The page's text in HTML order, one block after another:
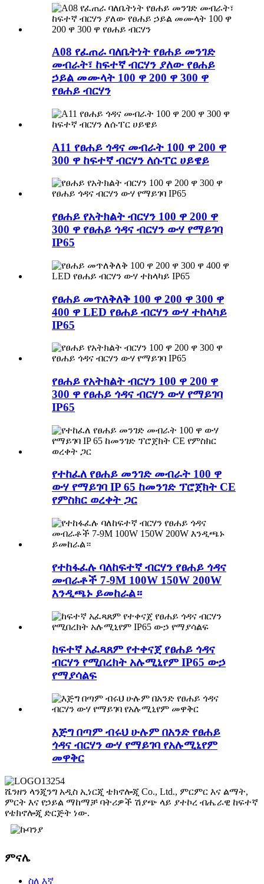
A08 የፈጠራ ባለቤትነት የፀሐይ መንገድ
መብራት፣ ከፍተኛ ብርሃን ያለው የፀሐይ
ኃይል መሙላት 100 ዋ 200 ዋ 300 ዋ
የፀሐይ ብርሃን
A11 የፀሐይ ጎዳና መብራት 100 ዋ 200 ዋ
300 ዋ ከፍተኛ ብርሃን ለሱፐር ሀይዌይ
የፀሐይ የአትክልት ብርሃን 100 ዋ 200 ዋ
300 ዋ የፀሐይ ጎዳና ብርሃን ውሃ የማይገባ
IP65
የፀሐይ መጥለቅለቅ 100 ዋ 200 ዋ 300 ዋ
400 ዋ LED የፀሐይ ብርሃን ውሃ ተከላካይ
IP65
የፀሐይ የአትክልት ብርሃን 100 ዋ 200 ዋ
300 ዋ የፀሐይ ጎዳና ብርሃን ውሃ የማይገባ
IP65
የተከፈለ የፀሐይ መንገድ መብራት 100 ዋ
ውሃ የማይገባ IP 65 ከመንገድ ፕሮጀክት CE
የምስክር ወረቀት ጋር
የተከፋፈሉ ባለከፍተኛ ብርሃን የፀሐይ ጎዳና
መብራቶች 7-9M 100W 150W 200W
እንዲጫኑ ይመከራል።
ከፍተኛ አፈጻጸም የተቀናጀ የፀሐይ ጎዳና
ብርሃን የሚበረክት አሉሚኒየም IP65 ውኃ
የማያሳልፍ
እጅግ በጣም ብሩህ ሁሉም በአንድ የፀሐይ
ጎዳና ብርሃን ውሃ የማይገባ የአሉሚኒየም
መዋቅር
ሼንዘን ላንጂንግ አዲስ ኢነርጂ ቴክኖሎጂ Co., Ltd., ምርምር እና ልማት,
ምርት እና የኃይል ማከማቻ ባትሪዎች ሽያጭ ላይ ያተኮረ ብሔራዊ ከፍተኛ
የቴክኖሎጂ ድርጅት ነው.
ምናሌ
ስለ እኛ